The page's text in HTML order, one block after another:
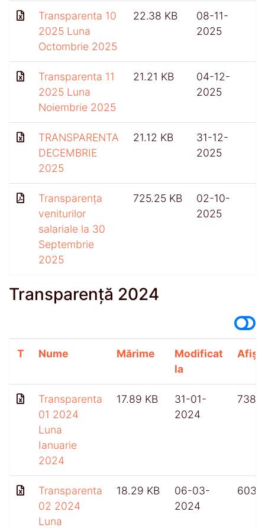
Transparenta 10
2025 Luna
Octombrie 2025
22.38 KB
08-11-
2025
Transparenta 11
2025 Luna
Noiembrie 2025
21.21 KB
04-12-
2025
TRANSPARENTA
DECEMBRIE
2025
21.12 KB
31-12-
2025
Transparența
veniturilor
salariale la 30
Septembrie
2025
725.25 KB
02-10-
2025
Transparență 2024
T Nume Mărime
Modificat
la
Transparenta
01 2024
Luna
Ianuarie
2024
17.89 KB
31-01-
2024
738
Transparenta
02 2024
Luna
18.29 KB
06-03-
2024
603